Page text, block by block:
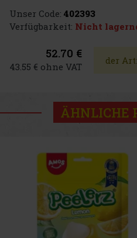
Unser Code: 402393
Verfügbarkeit: Nicht
52.70 €
43.55 € ohne VAT
der
ÄHNLICHE
Neu